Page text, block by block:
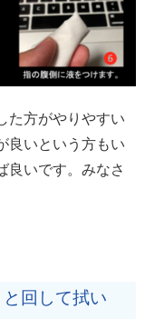
方がやりやすい
良いという方もい
良いです。みなさ
回して拭い